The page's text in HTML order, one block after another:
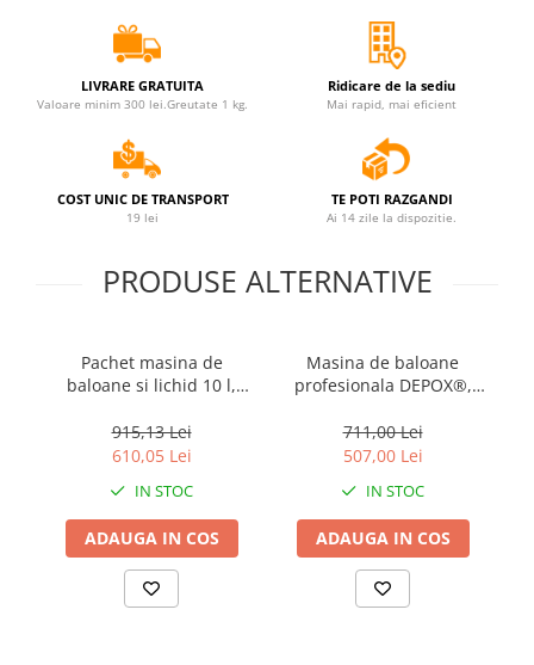
LIVRARE GRATUITA
Valoare minim 300 lei.Greutate 1 kg.
Ridicare de la sediu
Mai rapid, mai eficient
COST UNIC DE TRANSPORT
19 lei
TE POTI RAZGANDI
Ai 14 zile la dispozitie.
PRODUSE ALTERNATIVE
Pachet masina de
baloane si lichid 10 l,
wireless, roz
915,13 Lei
610,05 Lei
IN STOC
ADAUGA IN COS
Masina de baloane
profesionala DEPOX®,
roti, argintiu
711,00 Lei
507,00 Lei
IN STOC
ADAUGA IN COS